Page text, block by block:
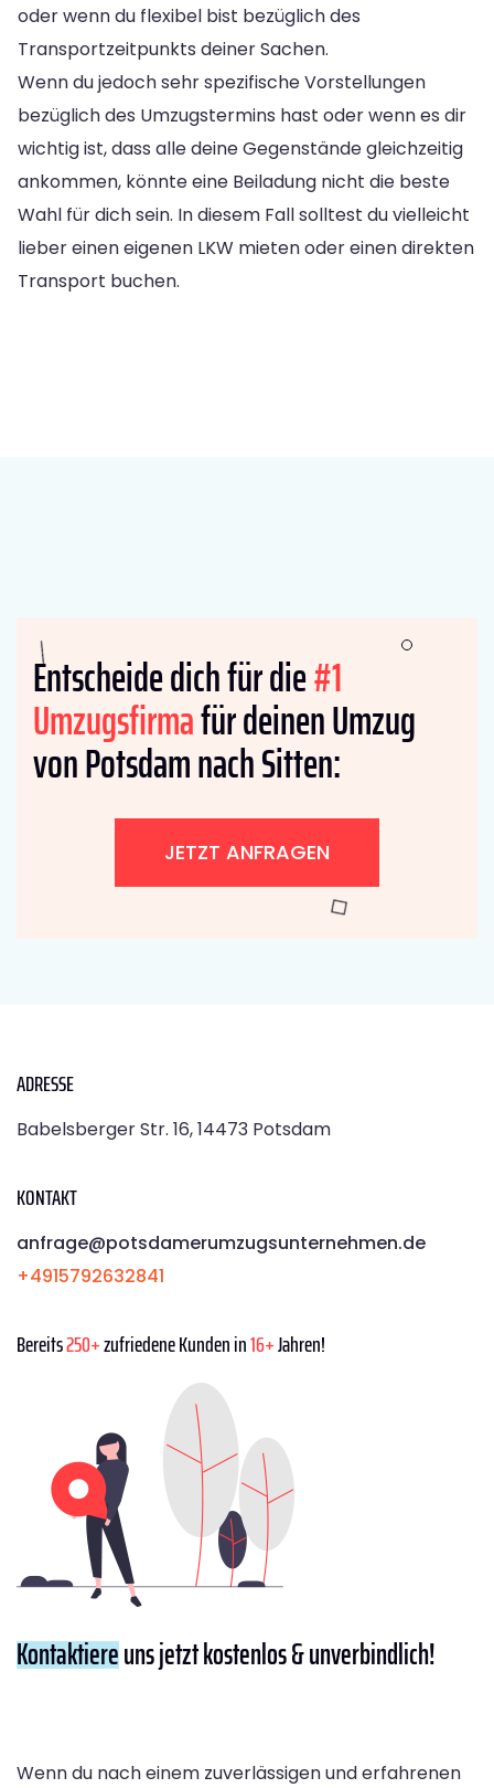
oder wenn du flexibel bist bezüglich des
Transportzeitpunkts deiner Sachen.
Wenn du jedoch sehr spezifische Vorstellungen
bezüglich des Umzugstermins hast oder wenn es dir
wichtig ist, dass alle deine Gegenstände gleichzeitig
ankommen, könnte eine Beiladung nicht die beste
Wahl für dich sein. In diesem Fall solltest du vielleicht
lieber einen eigenen LKW mieten oder einen direkten
Transport buchen.
Entscheide dich für die#1
Umzugsfirmafür deinen Umzug
von Potsdam nach Sitten:
JETZT ANFRAGEN
ADRESSE
Babelsberger Str. 16, 14473 Potsdam
KONTAKT
anfrage@potsdamerumzugsunternehmen.de
+4915792632841
Bereits250+zufriedene Kunden in16+Jahren!
Kontaktiereuns jetzt kostenlos & unverbindlich!
Wenn du nach einem zuverlässigen und erfahrenen